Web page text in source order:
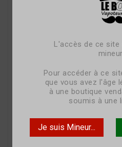
L'accès de ce
Pour accéder à ce
que vous avez l'âge
à une boutique
soumis à une
Je suis Mineur...